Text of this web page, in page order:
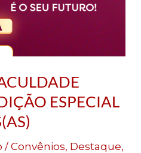
ESPECIAL
/Convênios, Destaque,